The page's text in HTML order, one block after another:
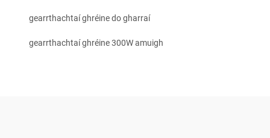
gearrthachtaí ghréine do gharraí
gearrthachtaí ghréine 300W amuigh